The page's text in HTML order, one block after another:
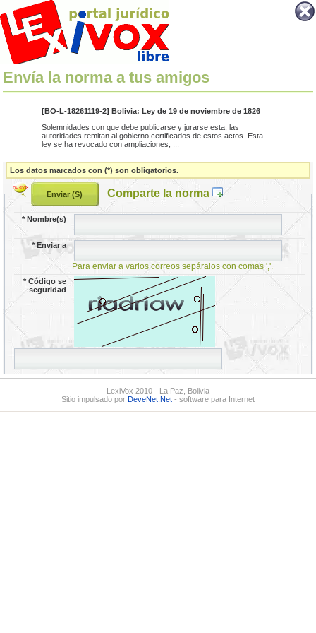
Envía la norma a tus amigos
[BO-L-18261119-2] Bolivia: Ley de 19 de noviembre de 1826
Solemnidades con que debe publicarse y jurarse esta; las
autoridades remitan al gobierno certificados de estos actos. Esta
ley se ha revocado con ampliaciones, ...
Los datos marcados con (*) son obligatorios.
Comparte la norma
*Nombre(s)
*Enviar a
Para enviar a varios correos sepáralos con comas ','.
*Código se
seguridad
LexiVox 2010 - La Paz, Bolivia
Sitio impulsado por DeveNet.Net - software para Internet